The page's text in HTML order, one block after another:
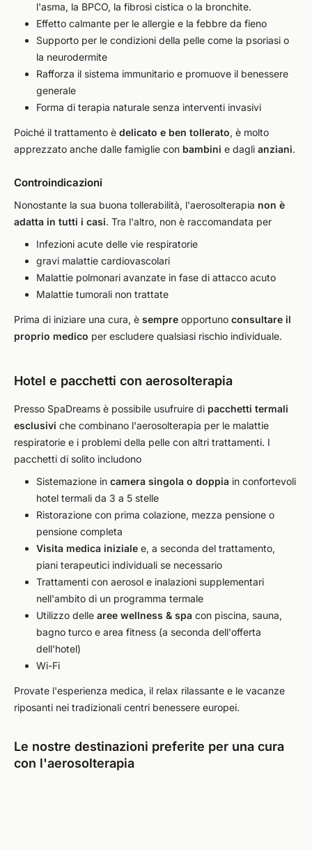
l'asma, la BPCO, la fibrosi cistica o la bronchite.
Effetto calmante per le allergie e la febbre da fieno
Supporto per le condizioni della pelle come la psoriasi o
la neurodermite
Rafforza il sistema immunitario e promuove il benessere
generale
Forma di terapia naturale senza interventi invasivi
Poiché il trattamento è delicato e ben tollerato, è molto
apprezzato anche dalle famiglie con bambini e dagli anziani.
Controindicazioni
Nonostante la sua buona tollerabilità, l'aerosolterapia non è
adatta in tutti i casi. Tra l'altro, non è raccomandata per
Infezioni acute delle vie respiratorie
gravi malattie cardiovascolari
Malattie polmonari avanzate in fase di attacco acuto
Malattie tumorali non trattate
Prima di iniziare una cura, è sempre opportuno consultare il
proprio medico per escludere qualsiasi rischio individuale.
Hotel e pacchetti con aerosolterapia
Presso SpaDreams è possibile usufruire di pacchetti termali
esclusivi che combinano l'aerosolterapia per le malattie
respiratorie e i problemi della pelle con altri trattamenti. I
pacchetti di solito includono
Sistemazione in camera singola o doppia in confortevoli
hotel termali da 3 a 5 stelle
Ristorazione con prima colazione, mezza pensione o
pensione completa
Visita medica iniziale e, a seconda del trattamento,
piani terapeutici individuali se necessario
Trattamenti con aerosol e inalazioni supplementari
nell'ambito di un programma termale
Utilizzo delle aree wellness & spa con piscina, sauna,
bagno turco e area fitness (a seconda dell'offerta
dell'hotel)
Wi-Fi
Provate l'esperienza medica, il relax rilassante e le vacanze
riposanti nei tradizionali centri benessere europei.
Le nostre destinazioni preferite per una cura
con l'aerosolterapia